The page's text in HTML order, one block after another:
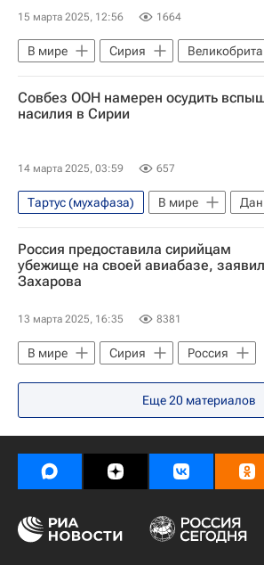
15 марта 2025, 12:56 1664
В мире Сирия
Лондон
Башар Асад
Совбез ООН намерен осудить
насилия в Сирии
14 марта 2025, 03:59 657
Тартус (мухафаза) В мире
Латакия (город)
ООН
Совет Безопасности ООН
Россия предоставила сирийцам
убежище на своей авиабазе,
Захарова
13 марта 2025, 16:35 8381
В мире Сирия
Россия
Латакия (город)
Мария Захарова
Еще20 материалов